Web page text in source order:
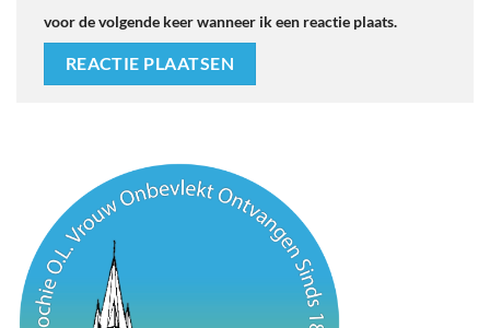
voor de volgende keer wanneer ik een reactie plaats.